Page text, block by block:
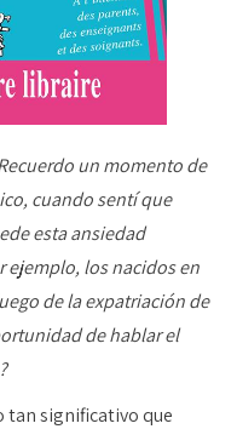
un momento de
cuando sentí que
esta ansiedad
ejemplo, los nacidos en
de la expatriación de
de hablar el
tan significativo que